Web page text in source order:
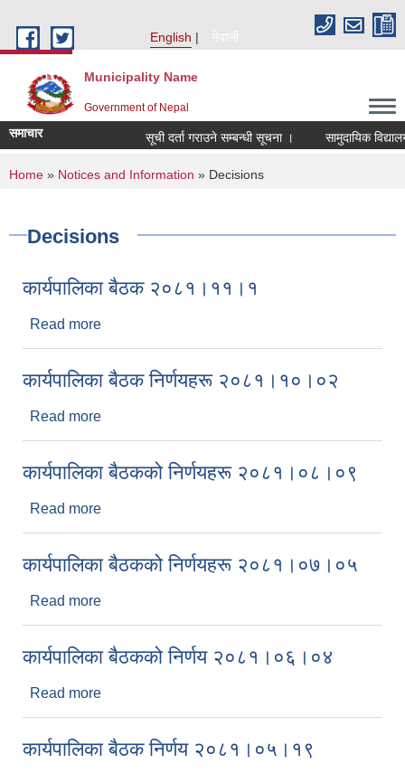
English
नेपाली
Municipality Name
Government of Nepal
समाचार सूची दर्ता गराउने सम्बन्धी सूचना । सामुदायिक
You are here
Home » Notices and Information » Decisions
Decisions
कार्यपालिका बैठक २०८१।११।१
Read more
कार्यपालिका बैठक निर्णयहरू २०८१।१०।०२
Read more
कार्यपालिका बैठकको निर्णयहरू २०८१।०८।०९
Read more
कार्यपालिका बैठकको निर्णयहरू २०८१।०७।०५
Read more
कार्यपालिका बैठकको निर्णय २०८१।०६।०४
Read more
कार्यपालिका बैठक निर्णय २०८१।०५।१९